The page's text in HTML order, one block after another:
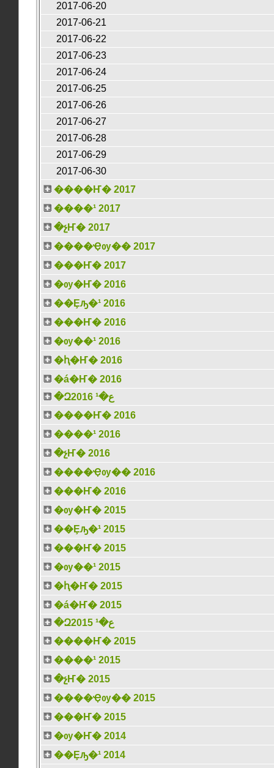
2017-06-20
2017-06-21
2017-06-22
2017-06-23
2017-06-24
2017-06-25
2017-06-26
2017-06-27
2017-06-28
2017-06-29
2017-06-30
����Ҥ� 2017
����¹ 2017
�չҤ� 2017
����Ҿѹ�� 2017
���Ҥ� 2017
�ѹ�Ҥ� 2016
��Ȩԡ�¹ 2016
���Ҥ� 2016
�ѹ��¹ 2016
�ԧ�Ҥ� 2016
�á�Ҥ� 2016
�Զع�¹ 2016
����Ҥ� 2016
����¹ 2016
�չҤ� 2016
����Ҿѹ�� 2016
���Ҥ� 2016
�ѹ�Ҥ� 2015
��Ȩԡ�¹ 2015
���Ҥ� 2015
�ѹ��¹ 2015
�ԧ�Ҥ� 2015
�á�Ҥ� 2015
�Զع�¹ 2015
����Ҥ� 2015
����¹ 2015
�չҤ� 2015
����Ҿѹ�� 2015
���Ҥ� 2015
�ѹ�Ҥ� 2014
��Ȩԡ�¹ 2014